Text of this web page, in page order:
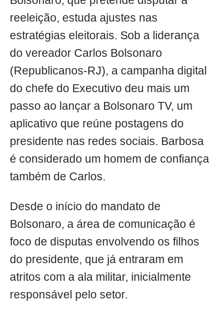
reeleição, estuda ajustes nas
estratégias eleitorais. Sob a liderança
do vereador Carlos Bolsonaro
(Republicanos-RJ), a campanha digital
do chefe do Executivo deu mais um
passo ao lançar a Bolsonaro TV, um
aplicativo que reúne postagens do
presidente nas redes sociais. Barbosa
é considerado um homem de confiança
também de Carlos.
Desde o início do mandato de
Bolsonaro, a área de comunicação é
foco de disputas envolvendo os filhos
do presidente, que já entraram em
atritos com a ala militar, inicialmente
responsável pelo setor.